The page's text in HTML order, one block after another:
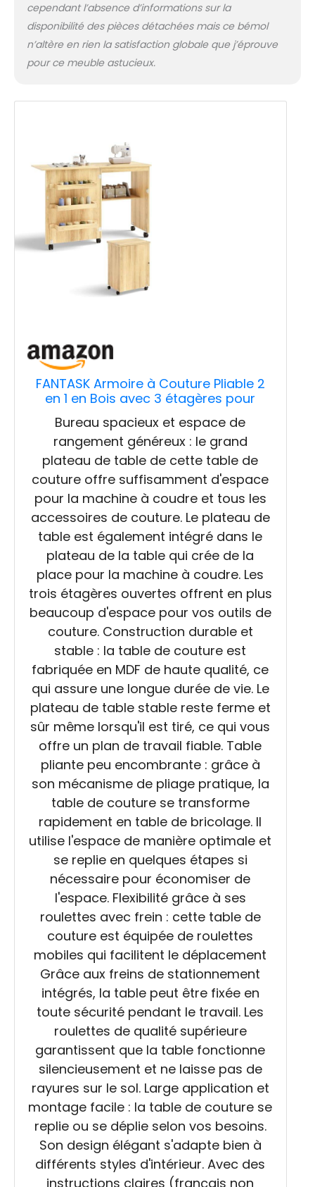
cependant l’absence d’informations sur la
disponibilité des pièces détachées mais ce bémol
n’altère en rien la satisfaction globale que j’éprouve
pour ce meuble astucieux.
FANTASK Armoire à Couture Pliable 2
en 1 en Bois avec 3 étagères pour
bobines, Armoire de Machine à Coudre
pour Salon, Chambre à Coucher et
Bureau, Beige
Bureau spacieux et espace de
rangement généreux : le grand
plateau de table de cette table de
couture offre suffisamment d'espace
pour la machine à coudre et tous les
accessoires de couture. Le plateau de
table est également intégré dans le
plateau de la table qui crée de la
place pour la machine à coudre. Les
trois étagères ouvertes offrent en plus
beaucoup d'espace pour vos outils de
couture. Construction durable et
stable : la table de couture est
fabriquée en MDF de haute qualité, ce
qui assure une longue durée de vie. Le
plateau de table stable reste ferme et
sûr même lorsqu'il est tiré, ce qui vous
offre un plan de travail fiable. Table
pliante peu encombrante : grâce à
son mécanisme de pliage pratique, la
table de couture se transforme
rapidement en table de bricolage. Il
utilise l'espace de manière optimale et
se replie en quelques étapes si
nécessaire pour économiser de
l'espace. Flexibilité grâce à ses
roulettes avec frein : cette table de
couture est équipée de roulettes
mobiles qui facilitent le déplacement
Grâce aux freins de stationnement
intégrés, la table peut être fixée en
toute sécurité pendant le travail. Les
roulettes de qualité supérieure
garantissent que la table fonctionne
silencieusement et ne laisse pas de
rayures sur le sol. Large application et
montage facile : la table de couture se
replie ou se déplie selon vos besoins.
Son design élégant s'adapte bien à
différents styles d'intérieur. Avec des
instructions claires (français non